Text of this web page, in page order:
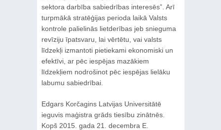
sektora darbība sabiedrības interesēs”. Arī
turpmākā stratēģijas perioda laikā Valsts
kontrole palielinās lietderības jeb snieguma
revīziju īpatsvaru, lai vērtētu, vai valsts
līdzekļi izmantoti pietiekami ekonomiski un
efektīvi, ar pēc iespējas mazākiem
līdzekļiem nodrošinot pēc iespējas lielāku
labumu sabiedrībai.
Edgars Korčagins Latvijas Universitātē
ieguvis maģistra grāds tiesību zinātnēs.
Kopš 2015. gada 21. decembra E.